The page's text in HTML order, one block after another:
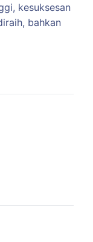
kesuksesan
bahkan